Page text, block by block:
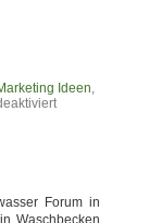
Ideen,
Forum in